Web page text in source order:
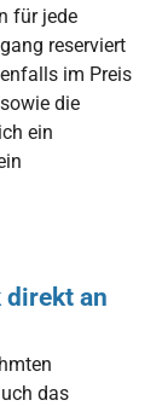
für jede
reserviert
im Preis
sowie die
ein
an
das